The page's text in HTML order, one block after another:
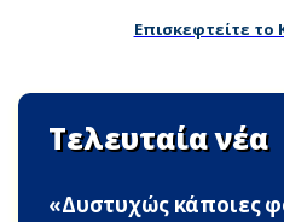
Επισκεφτείτε το
Τελευταία νέα
«Δυστυχώς κάποιες